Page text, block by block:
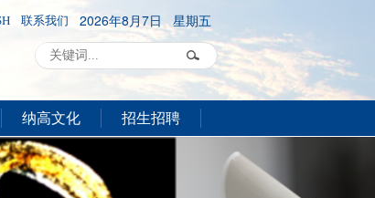
联系我们 2026年8月7日 星期五
纳高文化 招生招聘